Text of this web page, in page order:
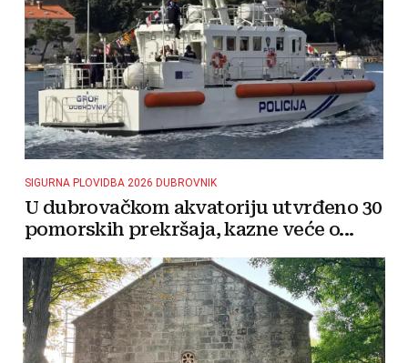
SIGURNA PLOVIDBA 2026 DUBROVNIK
U dubrovačkom akvatoriju utvrđeno 30
pomorskih prekršaja, kazne veće o...